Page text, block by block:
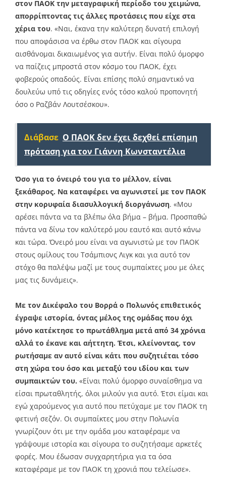
στον ΠΑΟΚ την μεταγραφική περίοδο του χειμώνα,
απορρίπτοντας τις άλλες προτάσεις που είχε στα
χέρια του. «Ναι, έκανα την καλύτερη δυνατή επιλογή
που αποφάσισα να έρθω στον ΠΑΟΚ και σίγουρα
αισθάνομαι δικαιωμένος για αυτήν. Είναι πολύ όμορφο
να παίζεις μπροστά στον κόσμο του ΠΑΟΚ, έχει
φοβερούς οπαδούς. Είναι επίσης πολύ σημαντικό να
δουλεύω υπό τις οδηγίες ενός τόσο καλού προπονητή
όσο ο Ραζβάν Λουτσέσκου».
Διάβασε Ο ΠΑΟΚ δεν έχει δεχθεί επίσημη
πρόταση για τον Γιάννη Κωνσταντέλια
Όσο για το όνειρό του για το μέλλον, είναι
ξεκάθαρος. Να καταφέρει να αγωνιστεί με τον ΠΑΟΚ
στην κορυφαία διασυλλογική διοργάνωση. «Μου
αρέσει πάντα να τα βλέπω όλα βήμα – βήμα. Προσπαθώ
πάντα να δίνω τον καλύτερό μου εαυτό και αυτό κάνω
και τώρα. Όνειρό μου είναι να αγωνιστώ με τον ΠΑΟΚ
στους ομίλους του Τσάμπιονς Λιγκ και για αυτό τον
στόχο θα παλέψω μαζί με τους συμπαίκτες μου με όλες
μας τις δυνάμεις».
Με τον Δικέφαλο του Βορρά ο Πολωνός επιθετικός
έγραψε ιστορία, όντας μέλος της ομάδας που όχι
μόνο κατέκτησε το πρωτάθλημα μετά από 34 χρόνια
αλλά το έκανε και αήττητη. Έτσι, κλείνοντας, τον
ρωτήσαμε αν αυτό είναι κάτι που συζητιέται τόσο
στη χώρα του όσο και μεταξύ του ιδίου και των
συμπαικτών του. «Είναι πολύ όμορφο συναίσθημα να
είσαι πρωταθλητής, όλοι μιλούν για αυτό. Έτσι είμαι και
εγώ χαρούμενος για αυτό που πετύχαμε με τον ΠΑΟΚ τη
φετινή σεζόν. Οι συμπαίκτες μου στην Πολωνία
γνωρίζουν ότι με την ομάδα μου καταφέραμε να
γράψουμε ιστορία και σίγουρα το συζητήσαμε αρκετές
φορές. Μου έδωσαν συγχαρητήρια για τα όσα
καταφέραμε με τον ΠΑΟΚ τη χρονιά που τελείωσε».